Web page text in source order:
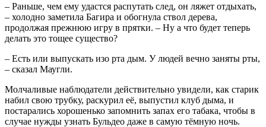
– Раньше, чем ему удастся распутать след, он ляжет отдыхать,
– холодно заметила Багира и обогнула ствол дерева,
продолжая прежнюю игру в прятки. – Ну а что будет теперь
делать это тощее существо?
– Есть или выпускать изо рта дым. У людей вечно заняты рты,
– сказал Маугли.
Молчаливые наблюдатели действительно увидели, как старик
набил свою трубку, раскурил её, выпустил клуб дыма, и
постарались хорошенько запомнить запах его табака, чтобы в
случае нужды узнать Бульдео даже в самую тёмную ночь.